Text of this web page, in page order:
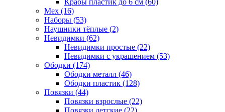
Мех (16)
Наборы (53)
Наушники тёплые (2)
Невидимки (62)
Невидимки простые (22)
Невидимки с украшением (53)
Ободки (174)
Ободки металл (46)
Ободки пластик (128)
Повязки (44)
Повязки взрослые (22)
Повязки детские (22)